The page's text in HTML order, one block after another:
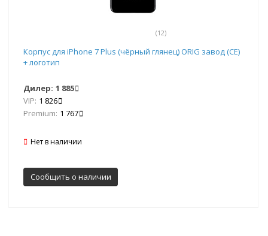
(12)
Корпус для iPhone 7 Plus (чёрный глянец) ORIG завод (CE)
+ логотип
Дилер: 1 885
VIP: 1 826
Premium: 1 767
Нет в наличии
Сообщить о наличии